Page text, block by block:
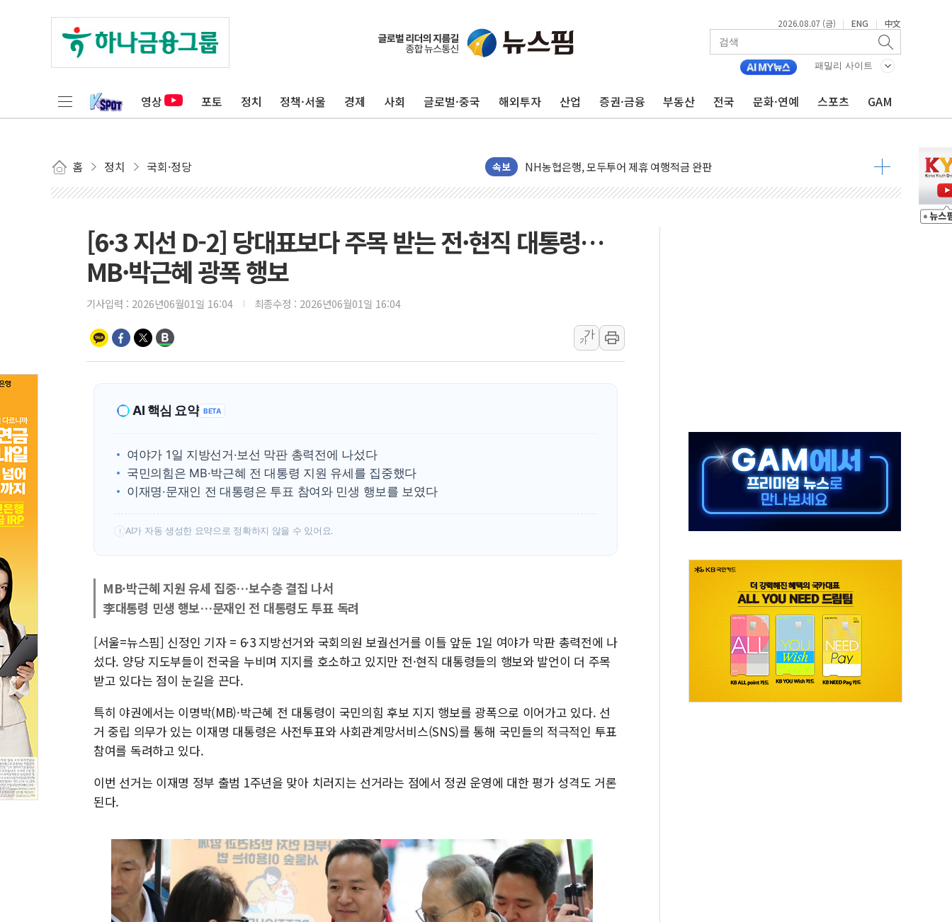
2026.08.07 (금) | ENG | 中文
패밀리 사이트
영상 포토 정치 정책·서울 경제 사회 글로벌·중국 해외투자 산업 증권·금융 부동산 전국 문화·연예 스포츠 GAM
홈 정치 국회·정당 속보
전남광주 화정역 인근 도로 4중 추돌…1명 심정지·5명 부상
청도 문수리 야산서 산불 진화 중...진화헬기 3대 투입
헥토이노베이션, 상반기 매출 첫 2000억원 돌파
우리은행, 고창해상풍력에 4000억 금융 지원
민병덕 "오늘 67개 점포 영업 재개...장바구니에 홈플러스 담아달라" 호소
하나금융이 쏘아 올린 CIFO, 금융지주 포용금융 조직개편 신호탄
코스피·코스닥 오전 동반 하락…내린 종목이 두 배 넘어
'입추'인데 연일 찜통더위…김성환 기후부 장관 "예측범위 벗어나도 즉시대응"
장동혁 "규제와 대출 풀고 재개발·재건축 촉진하는 것이 부동산 정상화"
[속보] 종합특검, '尹 관저 이전 감사 무마' 유병호 감사위원 구속 기소
경찰, '300억대 사기 혐의' 차가원 대표 구속 송치
[6·3 지선 D-2] 당대표보다 주목 받는 전·현직 대통령…
MB·박근혜 광폭 행보
기사입력 : 2026년06월01일 16:04 최종수정 : 2026년06월01일 16:04
가
가
AI 핵심 요약 BETA
여야가 1일 지방선거·보선 막판 총력전에 나섰다
국민의힘은 MB·박근혜 전 대통령 지원 유세를 집중했다
이재명·문재인 전 대통령은 투표 참여와 민생 행보를 보였다
! AI가 자동 생성한 요약으로 정확하지 않을 수 있어요.
MB·박근혜 지원 유세 집중…보수층 결집 나서
李대통령 민생 행보…문재인 전 대통령도 투표 독려
[서울=뉴스핌] 신정인 기자 = 6·3 지방선거와 국회의원 보궐선거를 이틀 앞둔 1일 여야가 막판 총력전에 나
섰다. 양당 지도부들이 전국을 누비며 지지를 호소하고 있지만 전·현직 대통령들의 행보와 발언이 더 주목
받고 있다는 점이 눈길을 끈다.
특히 야권에서는 이명박(MB)·박근혜 전 대통령이 국민의힘 후보 지지 행보를 광폭으로 이어가고 있다. 선
거 중립 의무가 있는 이재명 대통령은 사전투표와 사회관계망서비스(SNS)를 통해 국민들의 적극적인 투표
참여를 독려하고 있다.
이번 선거는 이재명 정부 출범 1주년을 맞아 치러지는 선거라는 점에서 정권 운영에 대한 평가 성격도 거론
된다.